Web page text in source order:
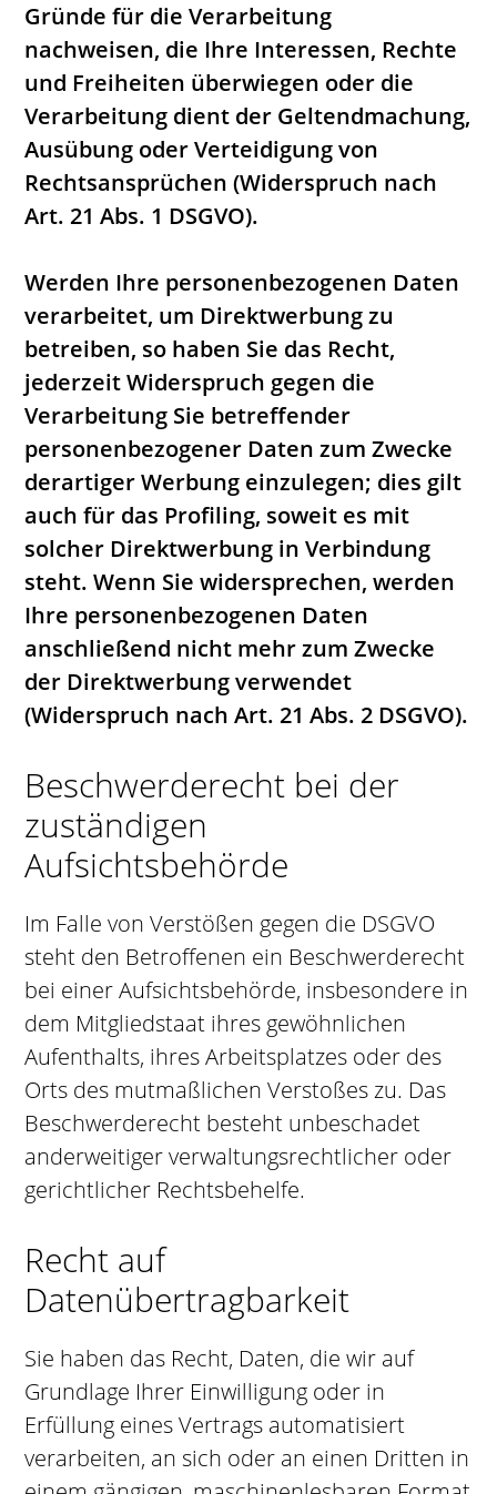
Gründe für die Verarbeitung
nachweisen, die Ihre Interessen, Rechte
und Freiheiten überwiegen oder die
Verarbeitung dient der Geltendmachung,
Ausübung oder Verteidigung von
Rechtsansprüchen (Widerspruch nach
Art. 21 Abs. 1 DSGVO).
Werden Ihre personenbezogenen Daten
verarbeitet, um Direktwerbung zu
betreiben, so haben Sie das Recht,
jederzeit Widerspruch gegen die
Verarbeitung Sie betreffender
personenbezogener Daten zum Zwecke
derartiger Werbung einzulegen; dies gilt
auch für das Profiling, soweit es mit
solcher Direktwerbung in Verbindung
steht. Wenn Sie widersprechen, werden
Ihre personenbezogenen Daten
anschließend nicht mehr zum Zwecke
der Direktwerbung verwendet
(Widerspruch nach Art. 21 Abs. 2 DSGVO).
Beschwerderecht bei der
zuständigen
Aufsichtsbehörde
Im Falle von Verstößen gegen die DSGVO
steht den Betroffenen ein Beschwerderecht
bei einer Aufsichtsbehörde, insbesondere in
dem Mitgliedstaat ihres gewöhnlichen
Aufenthalts, ihres Arbeitsplatzes oder des
Orts des mutmaßlichen Verstoßes zu. Das
Beschwerderecht besteht unbeschadet
anderweitiger verwaltungsrechtlicher oder
gerichtlicher Rechtsbehelfe.
Recht auf
Datenübertragbarkeit
Sie haben das Recht, Daten, die wir auf
Grundlage Ihrer Einwilligung oder in
Erfüllung eines Vertrags automatisiert
verarbeiten, an sich oder an einen Dritten in